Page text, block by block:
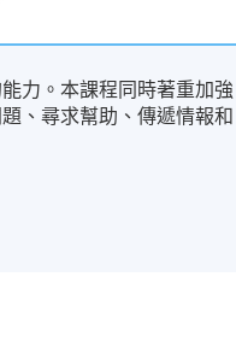
力。本課程同時著重加強
、尋求幫助、傳遞情報和